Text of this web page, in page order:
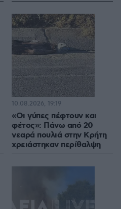
«Οι γύπες πέφτουν και
φέτος»: Πάνω από 20
νεαρά πουλιά στην Κρήτη
χρειάστηκαν περίθαλψη
10.08.2026, 19:19